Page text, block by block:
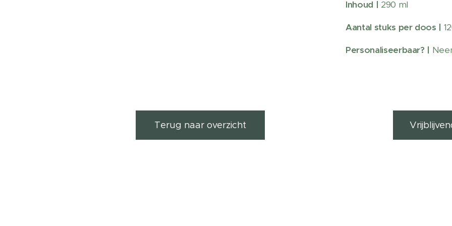
Inhoud | 290 ml
Aantal stuks per doos |
Personaliseerbaar? |
Terug naar overzicht